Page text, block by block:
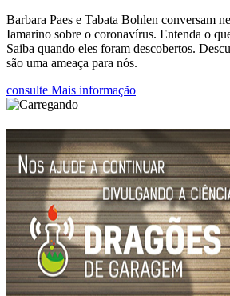
Barbara Paes e Tabata Bohlen conversam
Iamarino sobre o coronavírus. Entenda o
Saiba quando eles foram descobertos.
são uma ameaça para nós.
consulte Mais informação